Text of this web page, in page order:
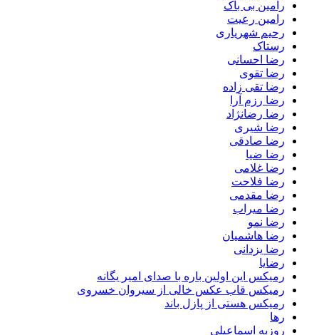
رامین بی باک
رامین رعیت
رحیم شهریاری
رستاک
رضا احسانی
رضا تقوی
رضا تقی زاده
رضا رزم آرا
رضا رضانژاد
رضا شیری
رضا صادقی
رضا ضیا
رضا غلامی
رضا فلاحت
رضا مقدمی
رضا میراب
رضا نمو
رضا هاشمیان
رضا یزدانی
رضایا
رمیکس این اولین باره با صدای امیر یگانه
رمیکس قاب عکس خالی از سیروان خسروی
رمیکس هستی از پازل باند
رها
روزبه اسماعیلی